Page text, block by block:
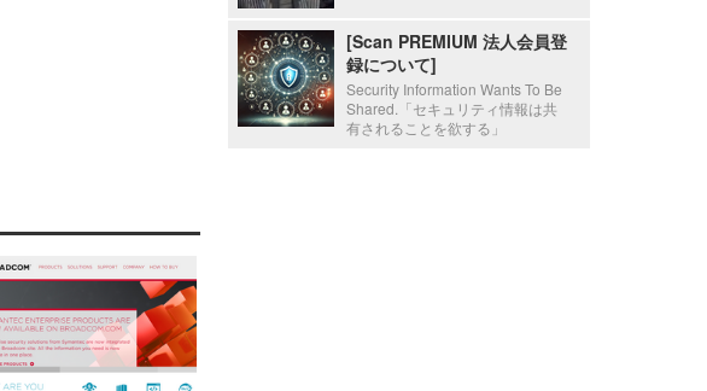
[Scan PREMIUM 法人会員登
録について]
Security Information Wants To Be
Shared.「セキュリティ情報は共
有されることを欲する」